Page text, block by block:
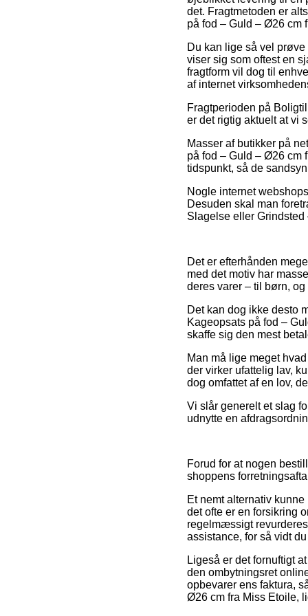
det. Fragtmetoden er
på fod – Guld – Ø26 cm
Du kan lige så vel
viser sig som oftest en
fragtform vil dog til
af internet
Fragtperioden på
er det rigtig aktuelt at vi
Masser af butikker på
på fod – Guld – Ø26 cm
tidspunkt, så de
Nogle internet
Desuden skal man
Slagelse eller
Det er efterhånden
med det motiv har
deres varer – til børn,
Det kan dog ikke desto
Kageopsats på fod –
skaffe sig den mest
Man må lige meget
der virker ufattelig lav,
dog omfattet af en lov,
Vi slår generelt et slag
udnytte en
Forud for at nogen
shoppens
Et nemt alternativ
det ofte er en forsikring
regelmæssigt
assistance, for så vidt
Ligeså er det fornuftigt
den ombytningsret
opbevarer ens faktura,
Ø26 cm fra Miss Etoile,